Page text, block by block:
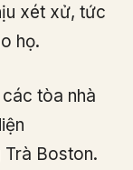
xét xử, tức
họ.
tòa nhà
Boston.